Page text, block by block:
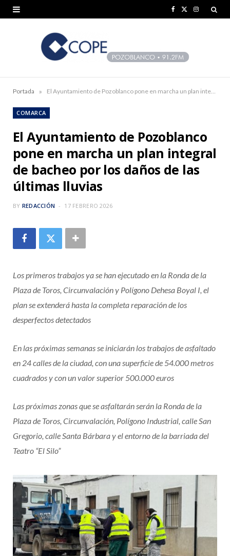
e
e
r
)
I
a
m
Portada »
COMARCA
El Ayuntamiento de Pozoblanco
pone en marcha un plan integral
de bacheo por los daños de las
últimas lluvias
BY REDACCIÓN 17 FEBRERO 2026
Los primeros trabajos ya se han ejecutado en la Ronda de la
Plaza de Toros, Circunvalación y Polígono Dehesa Boyal I, el
plan se extenderá hasta la completa reparación de los
desperfectos detectados
En las próximas semanas se iniciarán los trabajos de asfaltado
en 24 calles de la ciudad, con una superficie de 54.000 metros
cuadrados y con un valor superior 500.000 euros
Las próximas zonas que se asfaltarán serán la Ronda de la
Plaza de Toros, Circunvalación, Polígono Industrial, calle San
Gregorio, calle Santa Bárbara y el entorno de la barriada del
Teatro “El Silo”